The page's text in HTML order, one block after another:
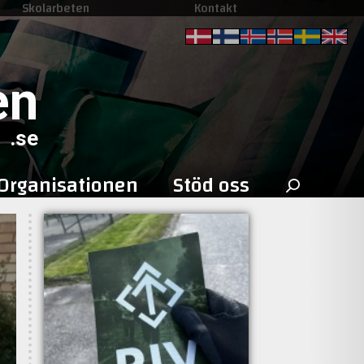
Skolarbeten Kontakt
.se
Stöd oss Sök
efter: